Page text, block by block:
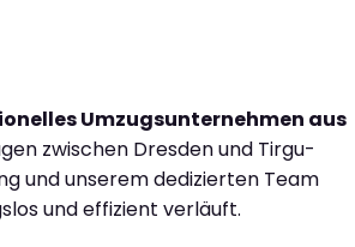
Umzugsunternehmen aus
zwischen Dresden und Tirgu-
und unserem dedizierten Team
und effizient verläuft.